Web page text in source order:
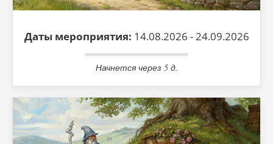
Даты мероприятия: 14.08.2026 - 24.09.2026
Начнется через 5 д.